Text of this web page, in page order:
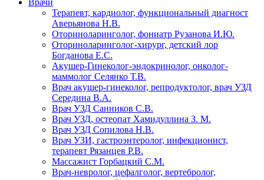
Терапевт, кардиолог, функциональный диагност
Аверьянова Н.В.
Оториноларинголог, фониатр Рузанова И.Ю.
Оториноларинголог-хирург, детский лор
Богданова Е.С.
Акушер-Гинеколог-эндокринолог, онколог-
маммолог Селянко Т.В.
Врач акушер-гинеколог, репродуктолог, врач УЗД
Середина В.А.
Врач УЗД Санников С.В.
Врач УЗД, остеопат Хамидуллина З. М.
Врач УЗД Сопилова Н.В.
Врач УЗИ, гастроэнтеролог, инфекционист,
терапевт Рязанцев Р.В.
Массажист Горбацкий С.М.
Врач-невролог, цефалголог, вертебролог,